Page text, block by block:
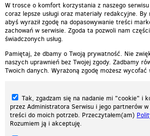
W trosce o komfort korzystania z naszego
coraz lepsze usługi oraz materiały redakcyjne.
abyś wyraził zgodę na dopasowywanie treści
zachowań w serwisie. Zgoda ta pozwoli nam
świadczonych usług.
Pamiętaj, że dbamy o Twoją prywatność. Nie
naszych uprawnień bez Twojej zgody. Zadbamy
Twoich danych. Wyrażoną zgodę możesz wycofać
Tak, zgadzam się na nadanie mi "cookie" i
przez Administratora Serwisu i jego partnerów w
treści do moich potrzeb. Przeczytałem(am)
Rozumiem ją i akceptuję.